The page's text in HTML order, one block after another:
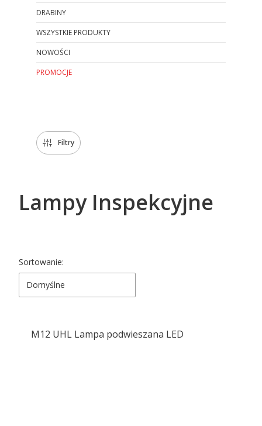
DRABINY
WSZYSTKIE PRODUKTY
NOWOŚCI
PROMOCJE
Filtry
Lampy Inspekcyjne
Lista produktów
Sortowanie:
Domyślne
M12 UHL Lampa podwieszana LED